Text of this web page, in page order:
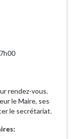
rendez-vous.
le Maire, ses
le secrétariat.